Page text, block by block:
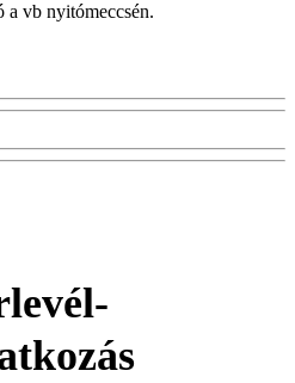
vb nyitómeccsén.